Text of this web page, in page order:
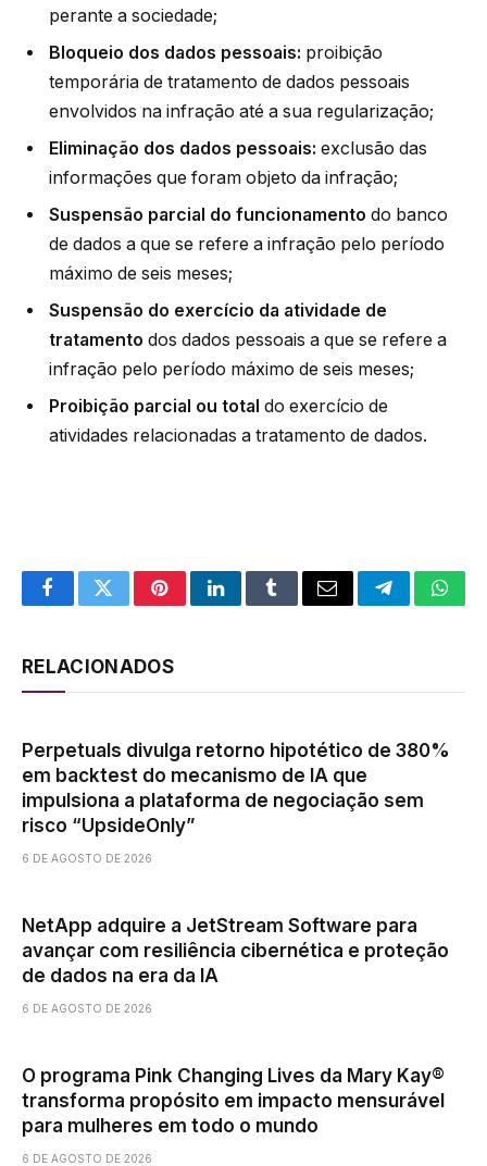
perante a sociedade;
Bloqueio dos dados pessoais: proibição
temporária de tratamento de dados pessoais
envolvidos na infração até a sua regularização;
Eliminação dos dados pessoais: exclusão das
informações que foram objeto da infração;
Suspensão parcial do funcionamento do banco
de dados a que se refere a infração pelo período
máximo de seis meses;
Suspensão do exercício da atividade de
tratamento dos dados pessoais a que se refere a
infração pelo período máximo de seis meses;
Proibição parcial ou total do exercício de
atividades relacionadas a tratamento de dados.
FacebookTwitterPinterestLinkedInTumblrEmail Telegram
RELACIONADOS
Perpetuals divulga retorno hipotético de 380%
em backtest do mecanismo de IA que
impulsiona a plataforma de negociação sem
risco “UpsideOnly”
6 DE AGOSTO DE 2026
NetApp adquire a JetStream Software para
avançar com resiliência cibernética e proteção
de dados na era da IA
6 DE AGOSTO DE 2026
O programa Pink Changing Lives da Mary Kay®
transforma propósito em impacto mensurável
para mulheres em todo o mundo
6 DE AGOSTO DE 2026